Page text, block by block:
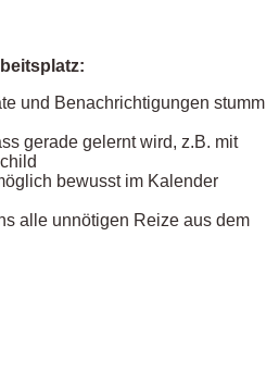
und Benachrichtigungen stumm
gerade gelernt wird, z.B. mit
bewusst im Kalender
alle unnötigen Reize aus dem